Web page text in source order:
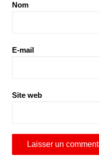
Nom
E-mail
Site web